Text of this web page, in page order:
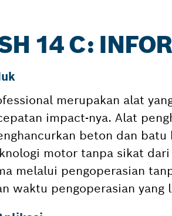
14 C:
merupakan alat
impact-nya. Alat
beton dan
motor tanpa sikat
melalui pengoperasian
waktu pengoperasian yang